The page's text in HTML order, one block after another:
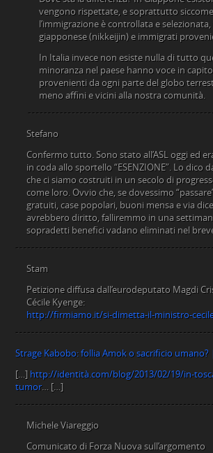
vengono rispettate, e soprattutto
l’immigrazione è controllata e
giapponese (nikkeijin) e immigrati
In Italia invece non esiste nulla di tutto
minoranza nel paese hanno voce in
provenienti da ogni parte del globo
meno affini e vicini alla nostra comunità.
Stefano
Confermo tutto. Sono stato all’ASL oggi ed
in coda allo sportello “ESENZIONE”. Lo
che ci siamo costruiti in un secolo di
come loro. Ovvio che, se dovessimo
gratuiti, case popolari, buoni mensa e via
avrebbero diritto, falliremmo in una
sopradetti benefici vadano eliminati nel
Stam
Petizione diffusa dall’eurodeputato Magdi
Cécile Kyenge:
http://firmiamo.it/si-dimetta-il-ministro-
Strage Kabobo: follia Amok o sacrificio umano? |
[…] http://identità.com/blog/2013/02/19/in-
tumor… […]
Michele Viareggio
Comunicato di Forza Nuova sull’argomento